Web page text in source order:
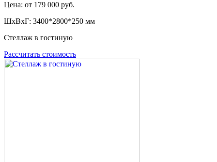
Цена: от 179 000 руб.
ШxВxГ: 3400*2800*250 мм
Стеллаж в гостиную
Рассчитать стоимость